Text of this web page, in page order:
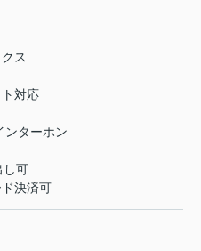
ス
対応
ンターホン
し可
決済可